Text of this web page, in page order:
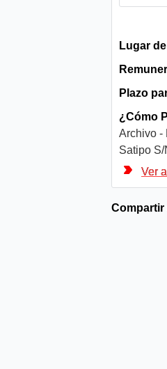
Lugar
Plazo
¿Cómo
Archivo -
Satipo
Ver
Compartir